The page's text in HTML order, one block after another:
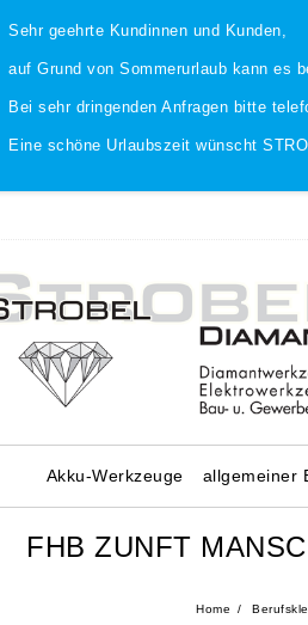
Sehr geehrte Kundinnen und Kunden,
auf Grund von Sommerurlaub kann es
Bei sehr dringenden Anfragen bitte
Eine schöne Urlaubszeit wünscht
Akku-Werkzeuge allgemeiner
FHB ZUNFT
Home